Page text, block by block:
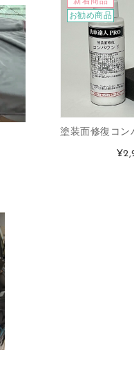
お勧め商品
塗装面修復コン